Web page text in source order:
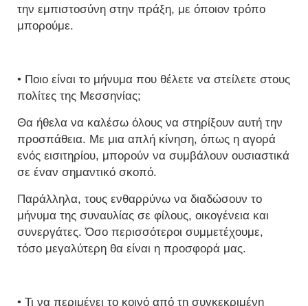
την εμπιστοσύνη στην πράξη, με όποιον τρόπο
μπορούμε.
• Ποιο είναι το μήνυμα που θέλετε να στείλετε στους
πολίτες της Μεσσηνίας;
Θα ήθελα να καλέσω όλους να στηρίξουν αυτή την
προσπάθεια. Με μια απλή κίνηση, όπως η αγορά
ενός εισιτηρίου, μπορούν να συμβάλουν ουσιαστικά
σε έναν σημαντικό σκοπό.
Παράλληλα, τους ενθαρρύνω να διαδώσουν το
μήνυμα της συναυλίας σε φίλους, οικογένεια και
συνεργάτες. Όσο περισσότεροι συμμετέχουμε,
τόσο μεγαλύτερη θα είναι η προσφορά μας.
• Τι να περιμένει το κοινό από τη συγκεκριμένη